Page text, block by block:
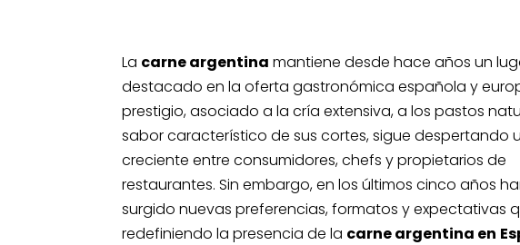
La carne argentina mantiene desde hace años un
destacado en la oferta gastronómica española y
prestigio, asociado a la cría extensiva, a los pastos
sabor característico de sus cortes, sigue despertando
creciente entre consumidores, chefs y propietarios de
restaurantes. Sin embargo, en los últimos cinco años
surgido nuevas preferencias, formatos y expectativas
redefiniendo la presencia de la carne argentina en